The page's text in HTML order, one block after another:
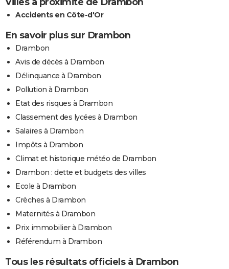
Accidents en Côte-d'Or
En savoir plus sur Drambon
Drambon
Avis de décès à Drambon
Délinquance à Drambon
Pollution à Drambon
Etat des risques à Drambon
Classement des lycées à Drambon
Salaires à Drambon
Impôts à Drambon
Climat et historique météo de Drambon
Drambon : dette et budgets des villes
Ecole à Drambon
Crèches à Drambon
Maternités à Drambon
Prix immobilier à Drambon
Référendum à Drambon
Tous les résultats officiels à Drambon